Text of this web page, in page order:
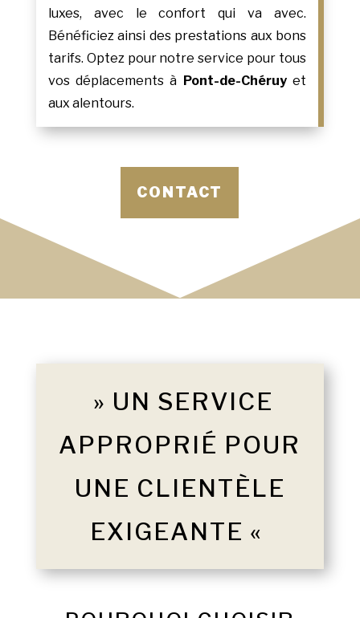
luxes, avec le confort qui va avec.
Bénéficiez ainsi des prestations aux bons
tarifs. Optez pour notre service pour tous
vos déplacements à Pont-de-Chéruyet
aux alentours.
CONTACT
» UN SERVICE
APPROPRIÉ POUR
UNE CLIENTÈLE
EXIGEANTE «